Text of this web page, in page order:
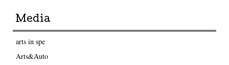
Media
arts in spe
Arts&Auto